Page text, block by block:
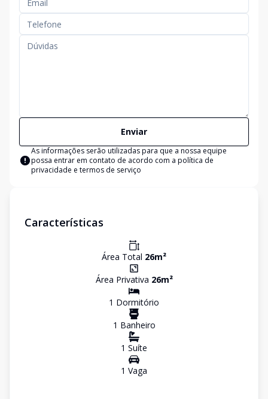
Enviar
As informações serão utilizadas para que a nossa equipe
possa entrar em contato de acordo com a política de
privacidade e termos de serviço
Características
Área Total 26m²
Área Privativa 26m²
1 Dormitório
1 Banheiro
1 Suíte
1 Vaga